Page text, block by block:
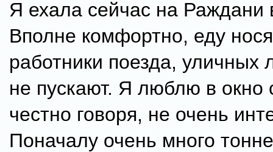
Я ехала сейчас на Раждани
Вполне комфортно, еду
работники поезда, уличных
не пускают. Я люблю в окно
честно говоря, не очень
Поначалу очень много